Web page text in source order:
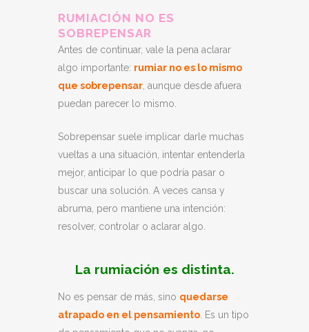
RUMIACIÓN NO ES
SOBREPENSAR
Antes de continuar, vale la pena aclarar
algo importante: rumiar no es lo mismo
que sobrepensar , aunque desde afuera
puedan parecer lo mismo.
Sobrepensar suele implicar darle muchas
vueltas a una situación, intentar entenderla
mejor, anticipar lo que podría pasar o
buscar una solución. A veces cansa y
abruma, pero mantiene una intención:
resolver, controlar o aclarar algo.
La rumiación es distinta.
No es pensar de más, sino quedarse
atrapado en el pensamiento . Es un tipo